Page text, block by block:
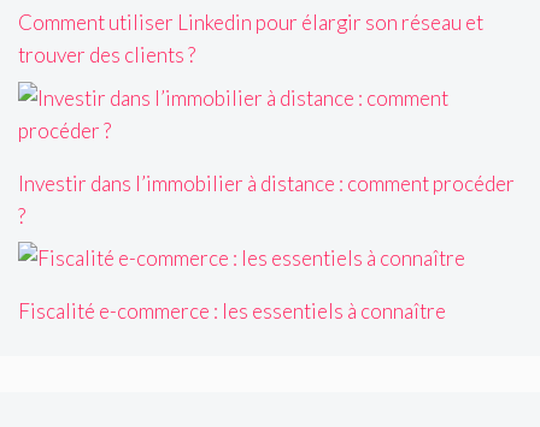
Comment utiliser Linkedin pour élargir son réseau et
trouver des clients ?
Investir dans l’immobilier à distance : comment procéder
?
Fiscalité e-commerce : les essentiels à connaître